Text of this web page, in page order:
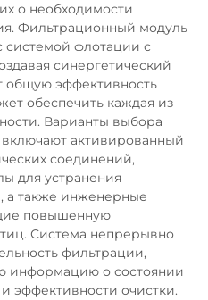
о необходимости
Фильтрационный модуль
системой флотации с
синергетический
общую эффективность
обеспечить каждая из
Варианты выбора
активированный
соединений,
для устранения
а также инженерные
повышенную
Система непрерывно
фильтрации,
информацию о состоянии
эффективности очистки.